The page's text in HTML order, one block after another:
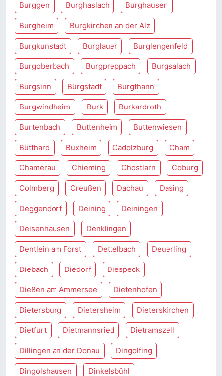
Burggen Burghaslach Burghausen
Burgheim Burgkirchen an der Alz
Burgkunstadt Burglauer Burglengenfeld
Burgoberbach Burgpreppach Burgsalach
Burgsinn Bürgstadt Burgthann
Burgwindheim Burk Burkardroth
Burtenbach Buttenheim Buttenwiesen
Bütthard Buxheim Cadolzburg Cham
Chamerau Chieming Chostlarn Coburg
Colmberg Creußen Dachau Dasing
Deggendorf Deining Deiningen
Deisenhausen Denklingen
Dentlein am Forst Dettelbach Deuerling
Diebach Diedorf Diespeck
Dießen am Ammersee Dietenhofen
Dietersburg Dietersheim Dieterskirchen
Dietfurt Dietmannsried Dietramszell
Dillingen an der Donau Dingolfing
Dingolshausen Dinkelsbühl